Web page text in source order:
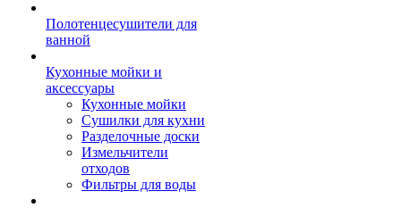
Полотенцесушители для
ванной
Кухонные мойки и
аксессуары
Кухонные мойки
Сушилки для кухни
Разделочные доски
Измельчители
отходов
Фильтры для воды